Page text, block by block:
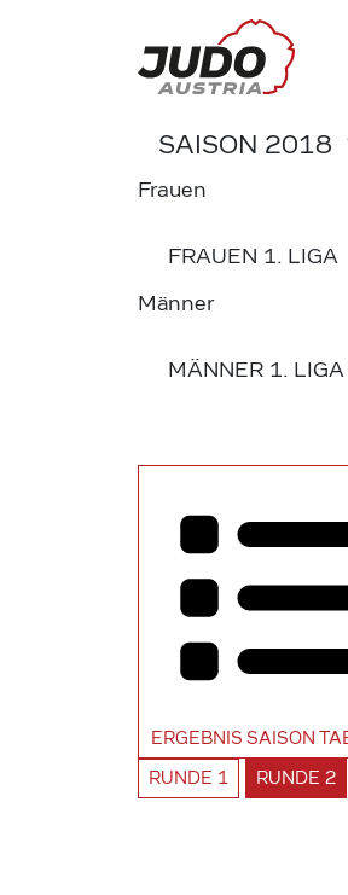
SAISON 2018
Frauen
FRAUEN 1. LIGA
Männer
MÄNNER 1. LIGA
ERGEBNIS SAISON
RUNDE 1 RUNDE 2